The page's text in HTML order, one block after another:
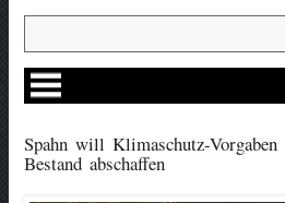
Spahn will Klimaschutz-
Bestand abschaffen